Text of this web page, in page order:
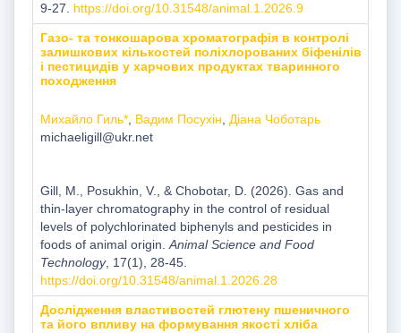
9-27. https://doi.org/10.31548/animal.1.2026.9
Газо- та тонкошарова хроматографія в контролі
залишкових кількостей поліхлорованих біфенілів
і пестицидів у харчових продуктах тваринного
походження
Михайло Гиль*, Вадим Посухін
Діана Чоботарь
michaeligill@ukr.net
Gill, M., Posukhin, V., & Chobotar, D. (2026). Gas and
thin-layer chromatography in the control of residual
levels of polychlorinated biphenyls and pesticides in
foods of animal origin. Animal Science and Food
Technology, 17(1), 28-45.
https://doi.org/10.31548/animal.1.2026.28
Дослідження властивостей глютену пшеничного
та його впливу на формування якості хліба